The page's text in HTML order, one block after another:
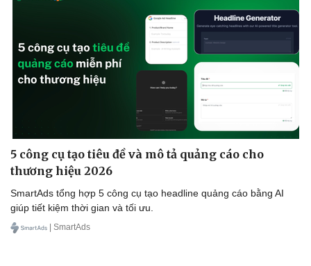
Doanh nghiệp
Thông tin doanh nghiệp
Công nghệ
Sành điệu
Tin Công nghệ
Trải nghiệm
Chuyển đổi số
5 công cụ tạo tiêu đề và mô tả quảng cáo cho
thương hiệu 2026
SmartAds tổng hợp 5 công cụ tạo headline quảng cáo bằng AI
giúp tiết kiệm thời gian và tối ưu.
| SmartAds